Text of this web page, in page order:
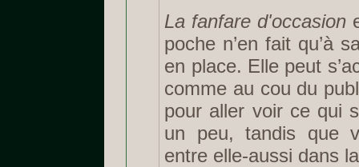
La fanfare d'occasion
poche n’en fait qu’à
en place. Elle peut
comme au cou du
pour aller voir ce qui
un peu, tandis que
entre elle-aussi dans